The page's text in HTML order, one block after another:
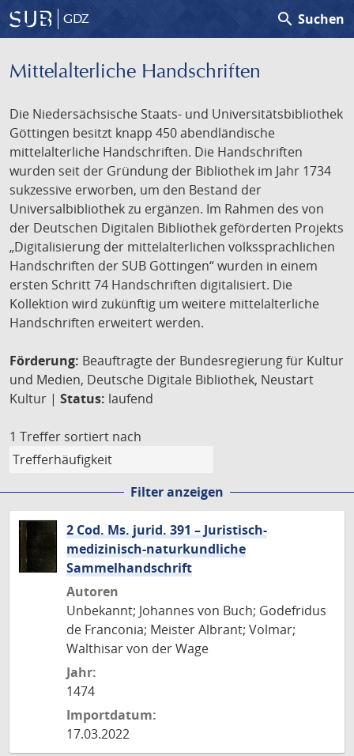
GDZ search Suchen
Mittelalterliche Handschriften
Die Niedersächsische Staats- und Universitätsbibliothek
Göttingen besitzt knapp 450 abendländische
mittelalterliche Handschriften. Die Handschriften
wurden seit der Gründung der Bibliothek im Jahr 1734
sukzessive erworben, um den Bestand der
Universalbibliothek zu ergänzen. Im Rahmen des von
der Deutschen Digitalen Bibliothek geförderten Projekts
„Digitalisierung der mittelalterlichen volkssprachlichen
Handschriften der SUB Göttingen“ wurden in einem
ersten Schritt 74 Handschriften digitalisiert. Die
Kollektion wird zukünftig um weitere mittelalterliche
Handschriften erweitert werden.
Förderung: Beauftragte der Bundesregierung für Kultur
und Medien, Deutsche Digitale Bibliothek, Neustart
Kultur | Status: laufend
1 Treffer sortiert nach
Filter anzeigen
2 Cod. Ms. jurid. 391 – Juristisch-
medizinisch-naturkundliche
Sammelhandschrift
Autoren
Unbekannt; Johannes von Buch; Godefridus
de Franconia; Meister Albrant; Volmar;
Walthisar von der Wage
Jahr:
1474
Importdatum:
17.03.2022